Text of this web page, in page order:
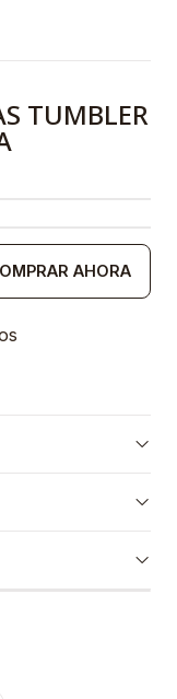
TUMBLER
AHORA